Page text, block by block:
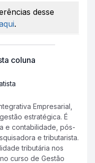
desse
.
coluna
Empresarial,
estratégica. É
e contabilidade, pós-
e tributarista.
tributária nos
curso de Gestão